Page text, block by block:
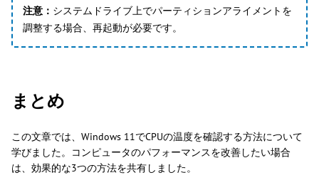
注意： システムドライブ上でパーティションアライメントを
調整する場合、再起動が必要です。
まとめ
この文章では、Windows 11でCPUの温度を確認する方法について
学びました。コンピュータのパフォーマンスを改善したい場合
は、効果的な3つの方法を共有しました。